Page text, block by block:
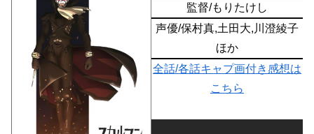
監督/もりたけし
声優/保村真,土田大,川澄綾子
ほか
全話/各話キャプ画付き感想は
こちら